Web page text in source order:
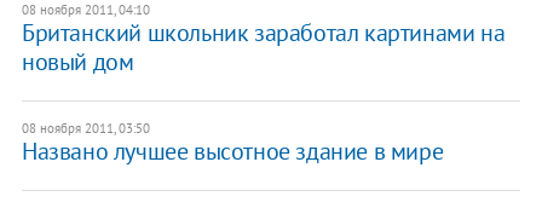
08 ноября 2011, 04:10
Британский школьник заработал картинами на
новый дом
08 ноября 2011, 03:50
Названо лучшее высотное здание в мире